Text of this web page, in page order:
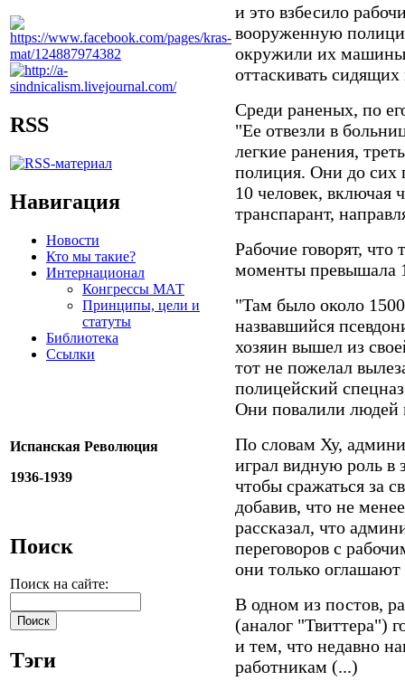
RSS
Навигация
Новости
Кто мы такие?
Интернационал
Конгрессы МАТ
Принципы, цели и
статуты
Библиотека
Ссылки
Испанская Революция
1936-1939
Поиск
Поиск на сайте:
Тэги
и это взбесило
вооруженную
окружили их
оттаскивать
Среди раненых, по
"Ее отвезли в
легкие ранения,
полиция. Они до сих
10 человек, включая
транспарант,
Рабочие говорят,
моменты превышала
"Там было около
назвавшийся
хозяин вышел из
тот не пожелал
полицейский
Они повалили людей
По словам Ху,
играл видную роль в
чтобы сражаться за
добавив, что не
рассказал, что
переговоров с
они только
В одном из постов,
(аналог "Твиттера")
и тем, что недавно
работникам (...)